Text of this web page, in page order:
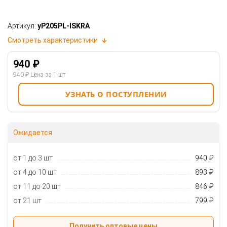
Артикул: yP205PL-ISKRA
Смотреть характеристики
940 ₽
940 ₽ Цена за 1 шт
УЗНАТЬ О ПОСТУПЛЕНИИ
Ожидается
от 1 до 3 шт
940 ₽
от 4 до 10 шт
893 ₽
от 11 до 20 шт
846 ₽
от 21 шт
799 ₽